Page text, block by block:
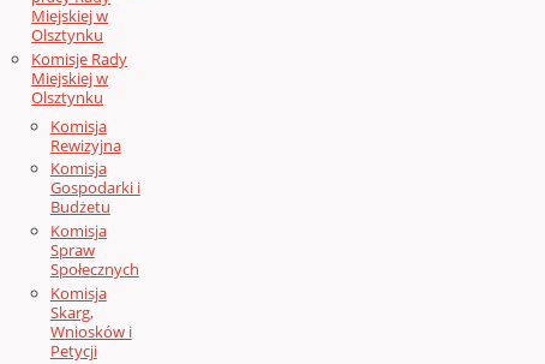
Miejskiej w
Olsztynku
Komisje Rady
Miejskiej w
Olsztynku
Komisja
Rewizyjna
Komisja
Gospodarki i
Budżetu
Komisja
Spraw
Społecznych
Komisja
Skarg,
Wniosków i
Petycji